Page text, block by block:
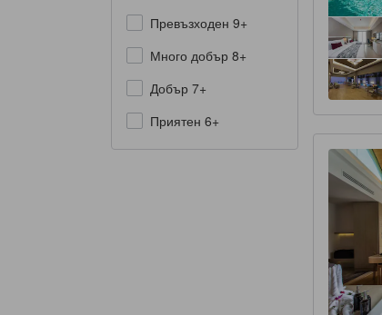
Превъзходен 9+
Много добър 8+
Добър 7+
Приятен 6+